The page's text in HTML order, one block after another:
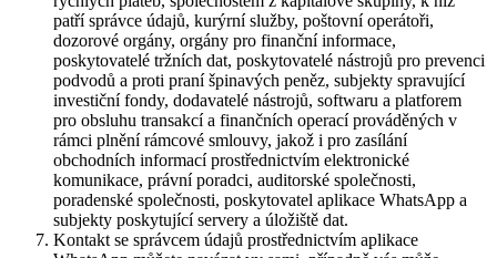
patří správce údajů, kurýrní služby, poštovní operátoři,
dozorové orgány, orgány pro finanční informace,
poskytovatelé tržních dat, poskytovatelé nástrojů pro prevenci
podvodů a proti praní špinavých peněz, subjekty spravující
investiční fondy, dodavatelé nástrojů, softwaru a platforem
pro obsluhu transakcí a finančních operací prováděných v
rámci plnění rámcové smlouvy, jakož i pro zasílání
obchodních informací prostřednictvím elektronické
komunikace, právní poradci, auditorské společnosti,
poradenské společnosti, poskytovatel aplikace WhatsApp a
subjekty poskytující servery a úložiště dat.
Kontakt se správcem údajů prostřednictvím aplikace